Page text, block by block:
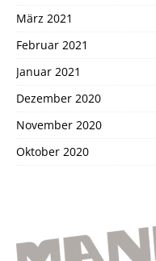
März 2021
Februar 2021
Januar 2021
Dezember 2020
November 2020
Oktober 2020